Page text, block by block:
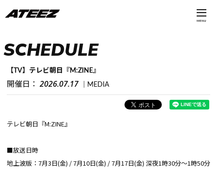
MENU
SCHEDULE
【TV】テレビ朝日『M:ZINE』
開催日： 2026.07.17 MEDIA
テレビ朝日『M:ZINE』
■放送日時
地上波版：7月3日(金) / 7月10日(金) / 7月17日(金) 深夜1時30分～1時50分